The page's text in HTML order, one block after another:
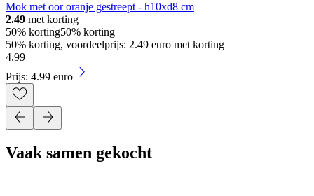
Mok met oor oranje gestreept - h10xd8 cm
2.49 met korting
50% korting50% korting
50% korting, voordeelprijs: 2.49 euro met korting
4.99
Prijs: 4.99 euro
Vaak samen gekocht